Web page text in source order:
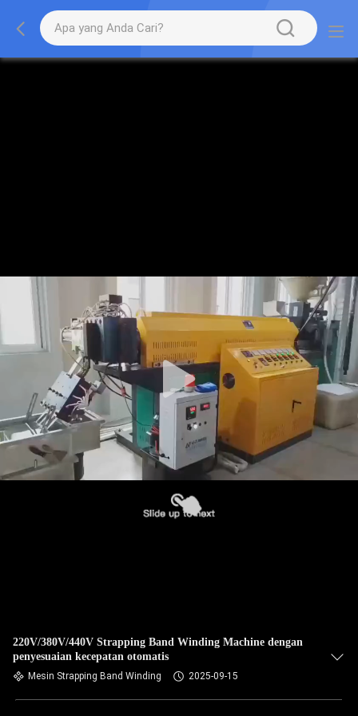
220V/380V/440V Strapping Band Winding Machine dengan
penyesuaian kecepatan otomatis
Mesin Strapping Band Winding 2025-09-15